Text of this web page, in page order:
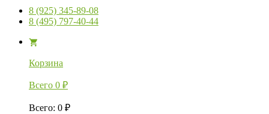
8 (925) 345-89-08
8 (495) 797-40-44
Корзина
Всего 0 ₽
Всего: 0 ₽